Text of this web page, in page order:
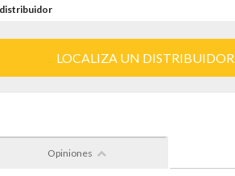
LOCALIZA UN DISTRIBUIDOR
Opiniones